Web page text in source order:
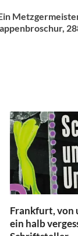
Frankfurt, von
ein halb